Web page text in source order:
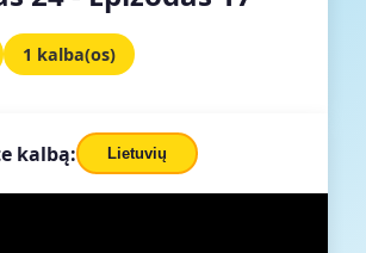
1 kalba(os)
kalbą: Lietuvių